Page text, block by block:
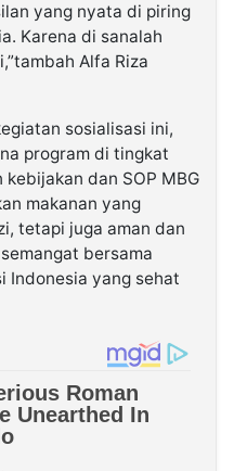
yang nyata di piring
Karena di sanalah
Alfa Riza
sosialisasi ini,
program di tingkat
dan SOP MBG
makanan yang
tetapi juga aman dan
bersama
Indonesia yang sehat